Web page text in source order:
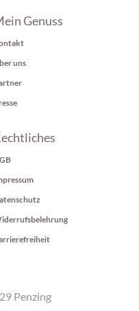
Genuss
uns
Penzing